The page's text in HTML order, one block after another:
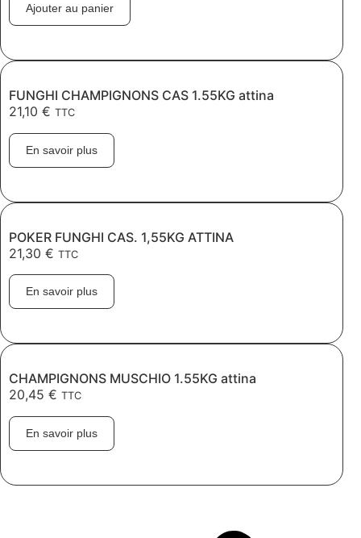
Ajouter au panier
FUNGHI CHAMPIGNONS CAS 1.55KG attina
21,10 € TTC
En savoir plus
POKER FUNGHI CAS. 1,55KG ATTINA
21,30 € TTC
En savoir plus
CHAMPIGNONS MUSCHIO 1.55KG attina
20,45 € TTC
En savoir plus